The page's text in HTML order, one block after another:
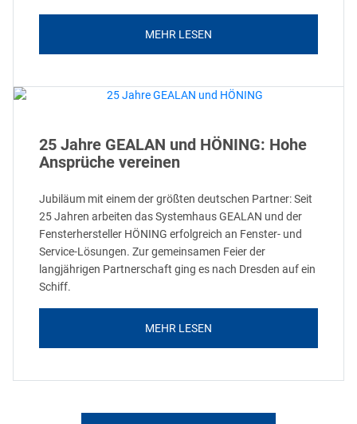
MEHR LESEN
25 Jahre GEALAN und HÖNING: Hohe
Ansprüche vereinen
Jubiläum mit einem der größten deutschen Partner: Seit
25 Jahren arbeiten das Systemhaus GEALAN und der
Fensterhersteller HÖNING erfolgreich an Fenster- und
Service-Lösungen. Zur gemeinsamen Feier der
langjährigen Partnerschaft ging es nach Dresden auf ein
Schiff.
MEHR LESEN